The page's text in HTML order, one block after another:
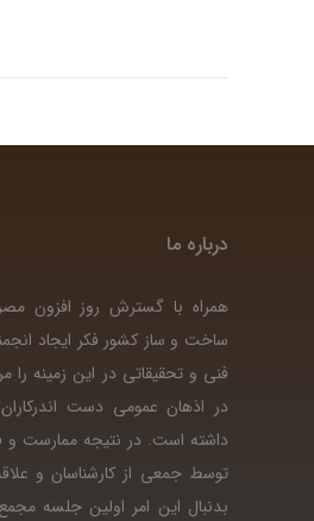
درباره ما
همراه با گسترش روز افزون
ساخت و ساز کشور فکر ایجاد
فنی و تحقیقاتی در این زمینه
در اذهان عمومی دست
داشته است. در نتیجه ممارست و
توسط جمعی از کارشناسان و
بدنبال این امر اولین جلسه